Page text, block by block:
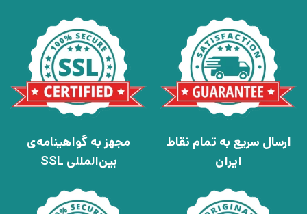
ارسال سریع به تمام نقاط
ایران
مجهز به گواهینامه‌ی
بین‌المللی SSL